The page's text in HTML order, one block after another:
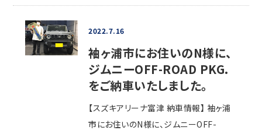
2022.7.16
袖ヶ浦市にお住いのN様に、
ジムニーOFF-ROAD PKG.
をご納車いたしました。
【スズキアリーナ富津 納車情報】 袖ヶ浦
市にお住いのN様に、ジムニーOFF-